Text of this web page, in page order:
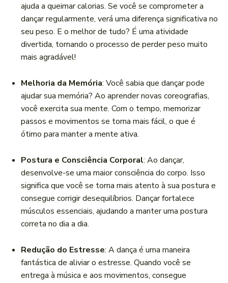
ajuda a queimar calorias. Se você se comprometer a
dançar regularmente, verá uma diferença significativa no
seu peso. E o melhor de tudo? É uma atividade
divertida, tornando o processo de perder peso muito
mais agradável!
Melhoria da Memória: Você sabia que dançar pode
ajudar sua memória? Ao aprender novas coreografias,
você exercita sua mente. Com o tempo, memorizar
passos e movimentos se torna mais fácil, o que é
ótimo para manter a mente ativa.
Postura e Consciência Corporal: Ao dançar,
desenvolve-se uma maior consciência do corpo. Isso
significa que você se torna mais atento à sua postura e
consegue corrigir desequilíbrios. Dançar fortalece
músculos essenciais, ajudando a manter uma postura
correta no dia a dia.
Redução do Estresse: A dança é uma maneira
fantástica de aliviar o estresse. Quando você se
entrega à música e aos movimentos, consegue